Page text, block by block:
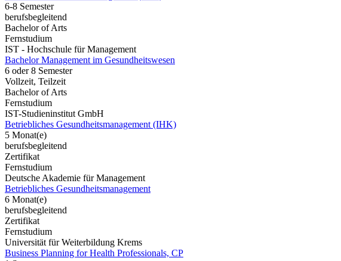
6-8 Semester
berufsbegleitend
Bachelor of Arts
Fernstudium
IST - Hochschule für Management
Bachelor Management im Gesundheitswesen
6 oder 8 Semester
Vollzeit, Teilzeit
Bachelor of Arts
Fernstudium
IST-Studieninstitut GmbH
Betriebliches Gesundheitsmanagement (IHK)
5 Monat(e)
berufsbegleitend
Zertifikat
Fernstudium
Deutsche Akademie für Management
Betriebliches Gesundheitsmanagement
6 Monat(e)
berufsbegleitend
Zertifikat
Fernstudium
Universität für Weiterbildung Krems
Business Planning for Health Professionals, CP